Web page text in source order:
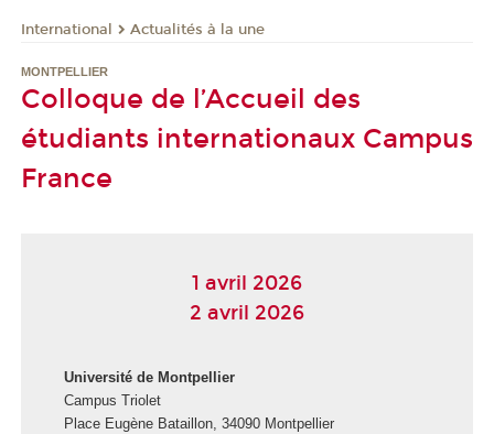
International Actualités à la une
MONTPELLIER
Colloque de l’Accueil des
étudiants internationaux Campus
France
1 avril 2026
2 avril 2026
Université de Montpellier
Campus Triolet
Place Eugène Bataillon, 34090 Montpellier